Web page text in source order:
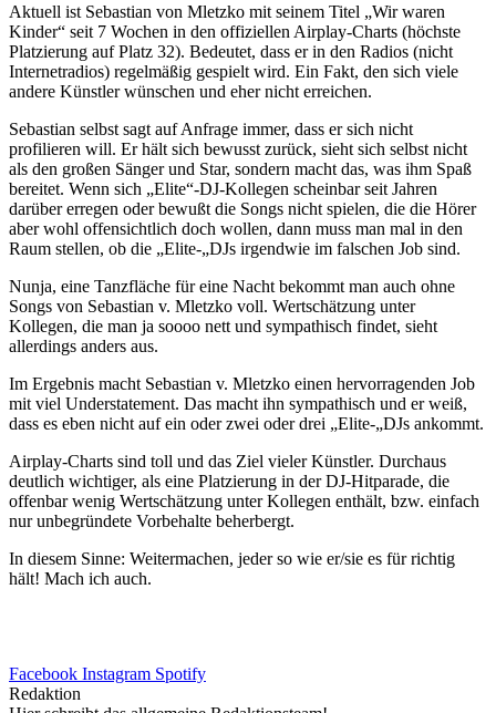
Aktuell ist Sebastian von Mletzko mit seinem Titel „Wir waren
Kinder“ seit 7 Wochen in den offiziellen Airplay-Charts (höchste
Platzierung auf Platz 32). Bedeutet, dass er in den Radios (nicht
Internetradios) regelmäßig gespielt wird. Ein Fakt, den sich viele
andere Künstler wünschen und eher nicht erreichen.
Sebastian selbst sagt auf Anfrage immer, dass er sich nicht
profilieren will. Er hält sich bewusst zurück, sieht sich selbst nicht
als den großen Sänger und Star, sondern macht das, was ihm Spaß
bereitet. Wenn sich „Elite“-DJ-Kollegen scheinbar seit Jahren
darüber erregen oder bewußt die Songs nicht spielen, die die Hörer
aber wohl offensichtlich doch wollen, dann muss man mal in den
Raum stellen, ob die „Elite-„DJs irgendwie im falschen Job sind.
Nunja, eine Tanzfläche für eine Nacht bekommt man auch ohne
Songs von Sebastian v. Mletzko voll. Wertschätzung unter
Kollegen, die man ja soooo nett und sympathisch findet, sieht
allerdings anders aus.
Im Ergebnis macht Sebastian v. Mletzko einen hervorragenden Job
mit viel Understatement. Das macht ihn sympathisch und er weiß,
dass es eben nicht auf ein oder zwei oder drei „Elite-„DJs ankommt.
Airplay-Charts sind toll und das Ziel vieler Künstler. Durchaus
deutlich wichtiger, als eine Platzierung in der DJ-Hitparade, die
offenbar wenig Wertschätzung unter Kollegen enthält, bzw. einfach
nur unbegründete Vorbehalte beherbergt.
In diesem Sinne: Weitermachen, jeder so wie er/sie es für richtig
hält! Mach ich auch.
Facebook Instagram Spotify
Redaktion